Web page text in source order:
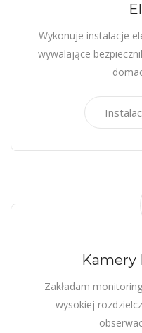
Wykonuje instalacje
wywalające
Kamery
Zakładam
wysokiej